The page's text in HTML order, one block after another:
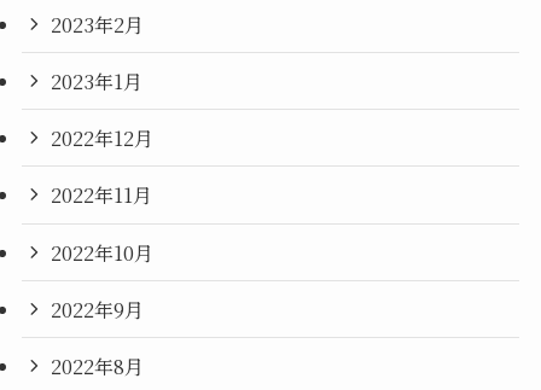
2023年2月
2023年1月
2022年12月
2022年11月
2022年10月
2022年9月
2022年8月